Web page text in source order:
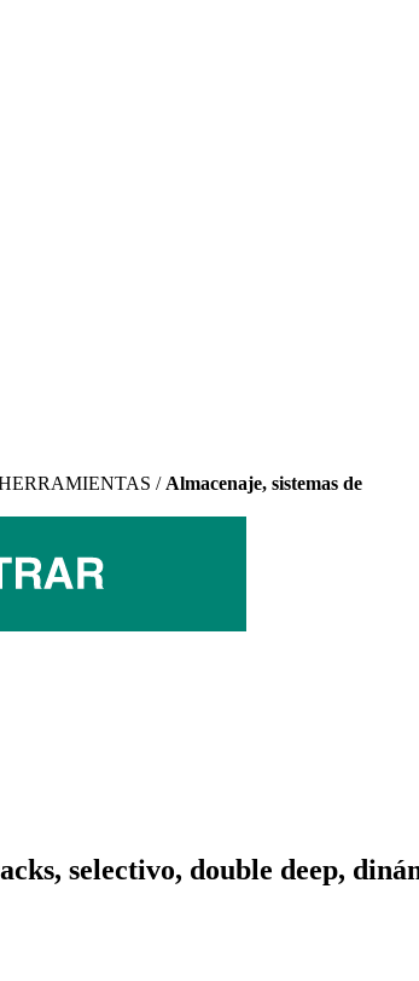
/ Almacenaje, sistemas de
selectivo, double deep,